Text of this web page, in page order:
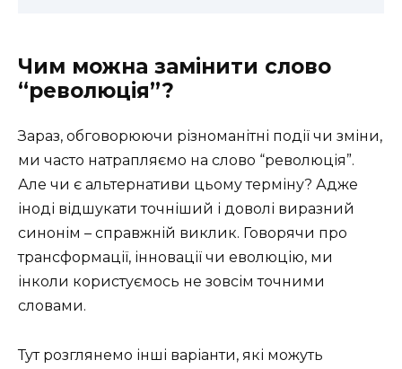
Чим можна замінити слово
“революція”?
Зараз, обговорюючи різноманітні події чи зміни,
ми часто натрапляємо на слово “революція”.
Але чи є альтернативи цьому терміну? Адже
іноді відшукати точніший і доволі виразний
синонім – справжній виклик. Говорячи про
трансформації, інновації чи еволюцію, ми
інколи користуємось не зовсім точними
словами.
Тут розглянемо інші варіанти, які можуть